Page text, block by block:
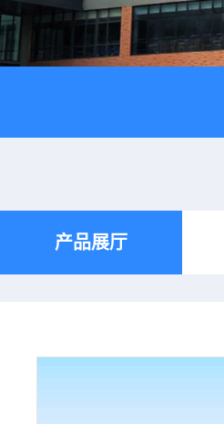
产品展厅